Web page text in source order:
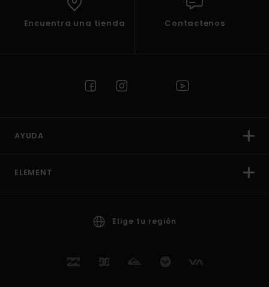
Encuentra una tienda Contactenos
AYUDA
ELEMENT
Elige tu región